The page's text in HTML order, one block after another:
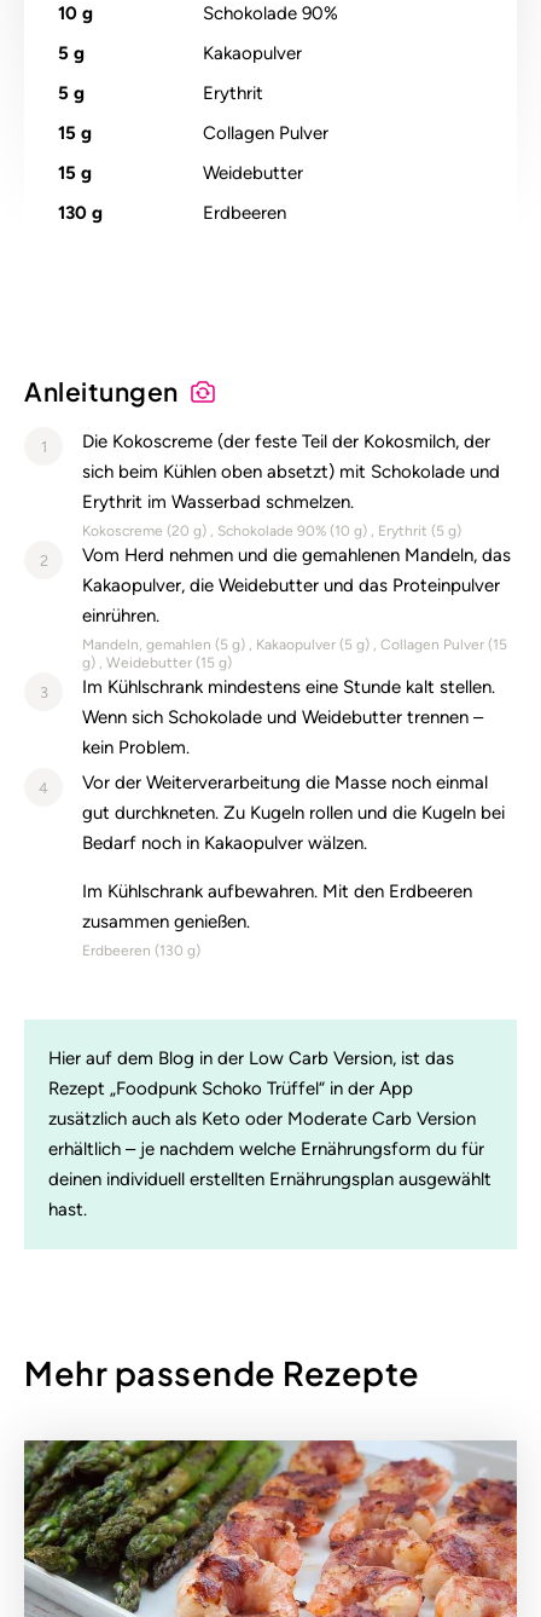
10 g
Schokolade 90%
5 g
Kakaopulver
5 g
Erythrit
15 g
Collagen Pulver
15 g
Weidebutter
130 g Erdbeeren
Anleitungen
1
Die Kokoscreme (der feste Teil der Kokosmilch, der
sich beim Kühlen oben absetzt) mit Schokolade und
Erythrit im Wasserbad schmelzen.
Kokoscreme (20 g) Schokolade 90% (10 g) Erythrit (5 g)
2
Vom Herd nehmen und die gemahlenen Mandeln, das
Kakaopulver, die Weidebutter und das Proteinpulver
einrühren.
Mandeln, gemahlen (5 g) Kakaopulver (5 g) Collagen Pulver (15
g)
Weidebutter (15 g)
3
Im Kühlschrank mindestens eine Stunde kalt stellen.
Wenn sich Schokolade und Weidebutter trennen –
kein Problem.
4
Vor der Weiterverarbeitung die Masse noch einmal
gut durchkneten. Zu Kugeln rollen und die Kugeln bei
Bedarf noch in Kakaopulver wälzen.
Im Kühlschrank aufbewahren. Mit den Erdbeeren
zusammen genießen.
Erdbeeren (130 g)
Hier auf dem Blog in der Low Carb Version, ist das
Rezept „Foodpunk Schoko Trüffel“ in der App
zusätzlich auch als Keto oder Moderate Carb Version
erhältlich – je nachdem welche Ernährungsform du für
deinen individuell erstellten Ernährungsplan ausgewählt
hast.
Mehr passende Rezepte